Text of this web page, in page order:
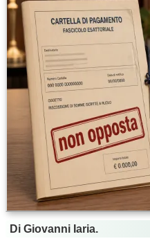
Di Giovanni Iaria.